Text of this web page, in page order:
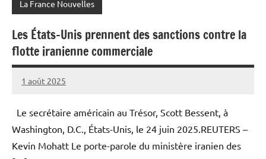
La France Nouvelles
Les États-Unis prennent des sanctions contre la
flotte iranienne commerciale
1 août 2025
Admins
Le secrétaire américain au Trésor, Scott Bessent, à
Washington, D.C., États-Unis, le 24 juin 2025.REUTERS –
Kevin Mohatt Le porte-parole du ministère iranien des